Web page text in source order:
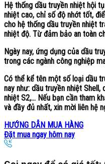
Hệ thống dầu truyền nhiệt hội
nhiệt cao, chỉ số độ nhớt tốt,
cho hệ thống dầu truyền nhiệt
nhiệt độ. Từ đảm bảo an toàn
Ngày nay, ứng dụng của dầu
trong các ngành công nghiệp
Có thể kể tên một số loại dầu
nay như: dầu truyền nhiệt Shell,
nhiệt S2,… Nếu bạn cần tham
và đầy đủ nhất, xin mời liên hệ
HƯỚNG DẪN MUA HÀNG
Đặt mua ngay hôm nay